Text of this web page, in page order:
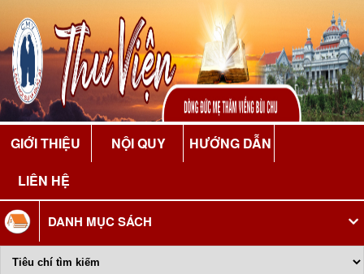
GIỚI THIỆU NỘI QUY
HƯỚNG DẪN
LIÊN HỆ
DANH MỤC SÁCH